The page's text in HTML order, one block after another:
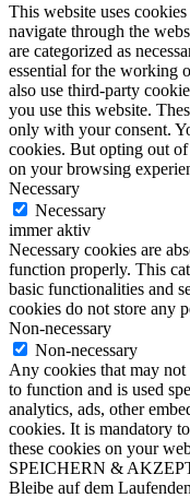
This website uses
navigate through the
are categorized as
essential for the working
also use third-party
you use this website.
only with your consent.
cookies. But opting out of
on your browsing
Necessary
Necessary
immer aktiv
Necessary cookies are
function properly. This
basic functionalities and
cookies do not store any
Non-necessary
Non-necessary
Any cookies that may
to function and is used
analytics, ads, other
cookies. It is mandatory
these cookies on your
SPEICHERN &
Bleibe auf dem